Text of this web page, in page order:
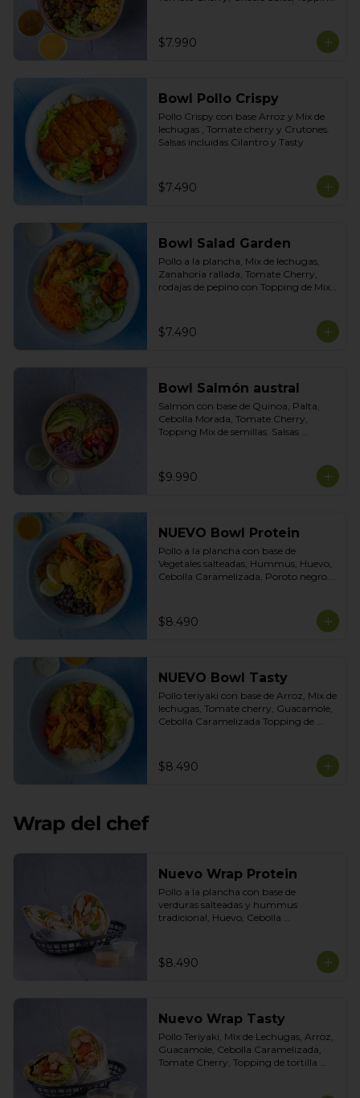
$7.990
Bowl Pollo Crispy
Pollo Crispy con base Arroz y Mix de
lechugas , Tomate cherry y Crutones.
Salsas incluidas Cilantro y Tasty
$7.490
Bowl Salad Garden
Pollo a la plancha, Mix de lechugas,
Zanahoria rallada, Tomate Cherry,
rodajas de pepino con Topping de Mix
$7.490
Bowl Salmón austral
Salmon con base de Quinoa, Palta,
Cebolla Morada, Tomate Cherry,
Topping Mix de semillas. Salsas
$9.990
NUEVO Bowl Protein
Pollo a la plancha con base de
Vegetales salteadas, Hummus, Huevo,
Cebolla Caramelizada, Poroto negro.
$8.490
NUEVO Bowl Tasty
Pollo teriyaki con base de Arroz, Mix de
lechugas, Tomate cherry, Guacamole,
Cebolla Caramelizada Topping de
$8.490
Wrap del chef
Nuevo Wrap Protein
Pollo a la plancha con base de
verduras salteadas y hummus
tradicional, Huevo, Cebolla
Cilantro y Tasty
$8.490
Nuevo Wrap Tasty
Pollo Teriyaki, Mix de Lechugas, Arroz,
Guacamole, Cebolla Caramelizada,
Tomate Cherry, Topping de tortilla